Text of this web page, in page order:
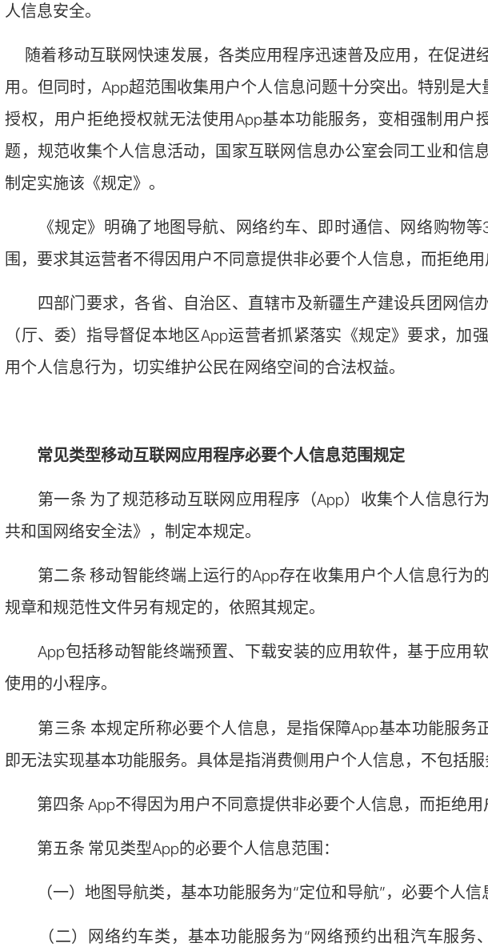
人信息安全。
随着移动互联网快速发展，各类应用程序迅速普及应用，在促进
用。但同时，App超范围收集用户个人信息问题十分突出。特别是
授权，用户拒绝授权就无法使用App基本功能服务，变相强制用户
题，规范收集个人信息活动，国家互联网信息办公室会同工业和信
制定实施该《规定》。
《规定》明确了地图导航、网络约车、即时通信、网络购物等
围，要求其运营者不得因用户不同意提供非必要个人信息，而拒绝用
四部门要求，各省、自治区、直辖市及新疆生产建设兵团网信
（厅、委）指导督促本地区App运营者抓紧落实《规定》要求，
用个人信息行为，切实维护公民在网络空间的合法权益。
常见类型移动互联网应用程序必要个人信息范围规定
第一条 为了规范移动互联网应用程序（App）收集个人信息行
共和国网络安全法》，制定本规定。
第二条 移动智能终端上运行的App存在收集用户个人信息行为
规章和规范性文件另有规定的，依照其规定。
App包括移动智能终端预置、下载安装的应用软件，基于应用
使用的小程序。
第三条 本规定所称必要个人信息，是指保障App基本功能服务
即无法实现基本功能服务。具体是指消费侧用户个人信息，不包括服
第四条 App不得因为用户不同意提供非必要个人信息，而拒绝用
第五条 常见类型App的必要个人信息范围：
（一）地图导航类，基本功能服务为“定位和导航”，必要个人信
（二）网络约车类，基本功能服务为“网络预约出租汽车服务